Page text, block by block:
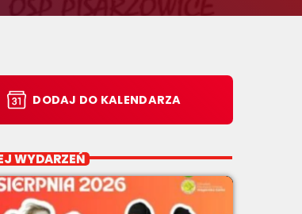
DODAJ DO KALENDARZA
WYDARZEŃ